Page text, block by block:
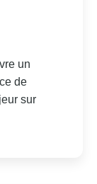
un
de
sur